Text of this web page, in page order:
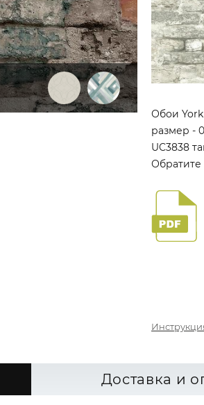
Обои
размер -
UC3838
Доставка и